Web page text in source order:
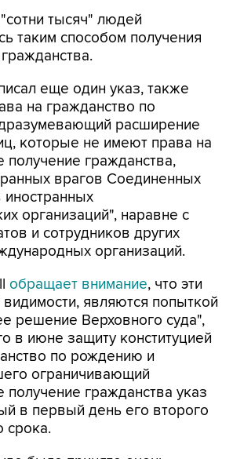
тысяч" людей
таким способом получения
еще один указ, также
на гражданство по
расширение
которые не имеют права на
получение гражданства,
врагов Соединенных
организаций", наравне с
и сотрудников других
организаций.
обращает внимание, что эти
являются попыткой
решение Верховного суда",
в июне защиту конституцией
по рождению и
ограничивающий
получение гражданства указ
в первый день его второго
срока.